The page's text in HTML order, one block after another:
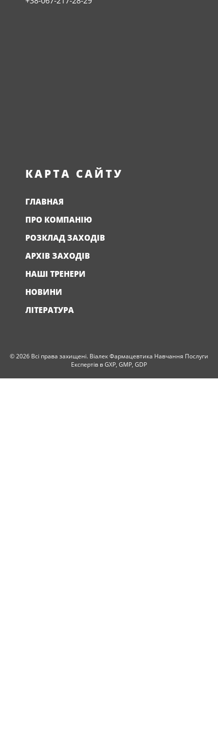
КАРТА САЙТУ
ГЛАВНАЯ
ПРО КОМПАНІЮ
РОЗКЛАД ЗАХОДІВ
АРХІВ ЗАХОДІВ
НАШІ ТРЕНЕРИ
НОВИНИ
ЛІТЕРАТУРА
© 2026 Всі права захищені. Віалек Фармацевтика Навчання Послуги
Експертів в GXP, GMP, GDP